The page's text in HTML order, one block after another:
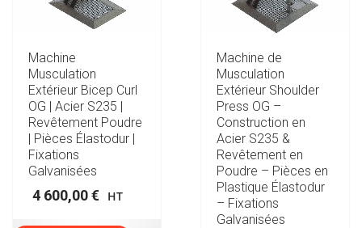
Machine
Musculation
Extérieur Bicep Curl
OG | Acier S235 |
Revêtement Poudre
| Pièces Élastodur |
Fixations
Galvanisées
4 600,00€ HT
Machine de
Musculation
Extérieur Shoulder
Press OG –
Construction en
Acier S235 &
Revêtement en
Poudre – Pièces en
Plastique Élastodur
– Fixations
Galvanisées